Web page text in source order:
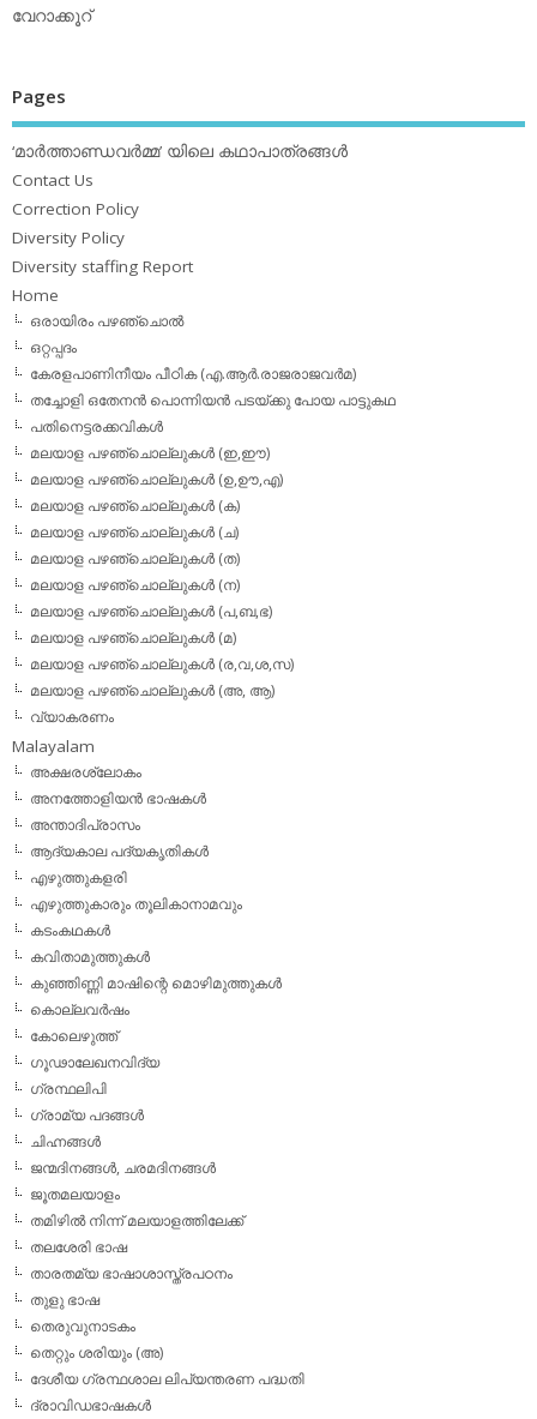
വേറാക്കൂറ്
Pages
‘മാര്‍ത്താണ്ഡവര്‍മ്മ’ യിലെ കഥാപാത്രങ്ങള്‍
Contact Us
Correction Policy
Diversity Policy
Diversity staffing Report
Home
ഒരായിരം പഴഞ്ചൊല്‍
ഒറ്റപ്പദം
കേരളപാണിനീയം പീഠിക (എ.ആര്‍.രാജരാജവര്‍മ)
തച്ചോളി ഒതേനൻ പൊന്നിയൻ പടയ്‌ക്കു പോയ പാട്ടുകഥ
പതിനെട്ടരക്കവികള്‍
മലയാള പഴഞ്ചൊല്ലുകള്‍ (ഇ,ഈ)
മലയാള പഴഞ്ചൊല്ലുകള്‍ (ഉ,ഊ,എ)
മലയാള പഴഞ്ചൊല്ലുകള്‍ (ക)
മലയാള പഴഞ്ചൊല്ലുകള്‍ (ച)
മലയാള പഴഞ്ചൊല്ലുകള്‍ (ത)
മലയാള പഴഞ്ചൊല്ലുകള്‍ (ന)
മലയാള പഴഞ്ചൊല്ലുകള്‍ (പ,ബ,ഭ)
മലയാള പഴഞ്ചൊല്ലുകള്‍ (മ)
മലയാള പഴഞ്ചൊല്ലുകള്‍ (ര,വ,ശ,സ)
മലയാള പഴഞ്ചൊല്ലുകൾ (അ, ആ)
വ്യാകരണം
Malayalam
അക്ഷരശ്ലോകം
അനത്തോളിയന്‍ ഭാഷകള്‍
അന്താദിപ്രാസം
ആദ്യകാല പദ്യകൃതികള്‍
എഴുത്തുകളരി
എഴുത്തുകാരും തൂലികാനാമവും
കടംകഥകള്‍
കവിതാമുത്തുകള്‍
കുഞ്ഞിണ്ണി മാഷിന്റെ മൊഴിമുത്തുകള്‍
കൊല്ലവര്‍ഷം
കോലെഴുത്ത്
ഗൂഢാലേഖനവിദ്യ
ഗ്രന്ഥലിപി
ഗ്രാമ്യ പദങ്ങള്‍
ചിഹ്നങ്ങള്‍
ജന്മദിനങ്ങള്‍, ചരമദിനങ്ങള്‍
ജൂതമലയാളം
തമിഴില്‍ നിന്ന് മലയാളത്തിലേക്ക്
തലശേരി ഭാഷ
താരതമ്യ ഭാഷാശാസ്ത്രപഠനം
തുളു ഭാഷ
തെരുവുനാടകം
തെറ്റും ശരിയും (അ)
ദേശീയ ഗ്രന്ഥശാല ലിപ്യന്തരണ പദ്ധതി
ദ്രാവിഡഭാഷകള്‍